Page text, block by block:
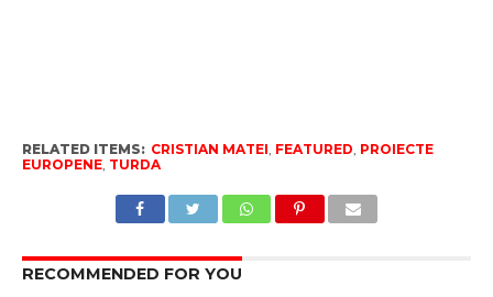
RELATED ITEMS: CRISTIAN MATEI, FEATURED, PROIECTE
EUROPENE, TURDA
RECOMMENDED FOR YOU